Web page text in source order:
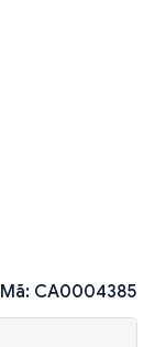
Mã: CA0004385